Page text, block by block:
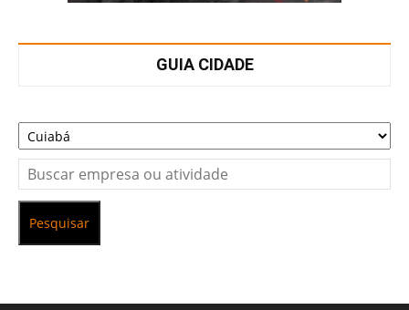
GUIA CIDADE
Pesquisar